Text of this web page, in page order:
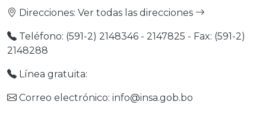
Direcciones: Ver todas las direcciones
Teléfono: (591-2) 2148346 - 2147825 - Fax: (591-2)
2148288
Línea gratuita:
Correo electrónico: info@insa.gob.bo